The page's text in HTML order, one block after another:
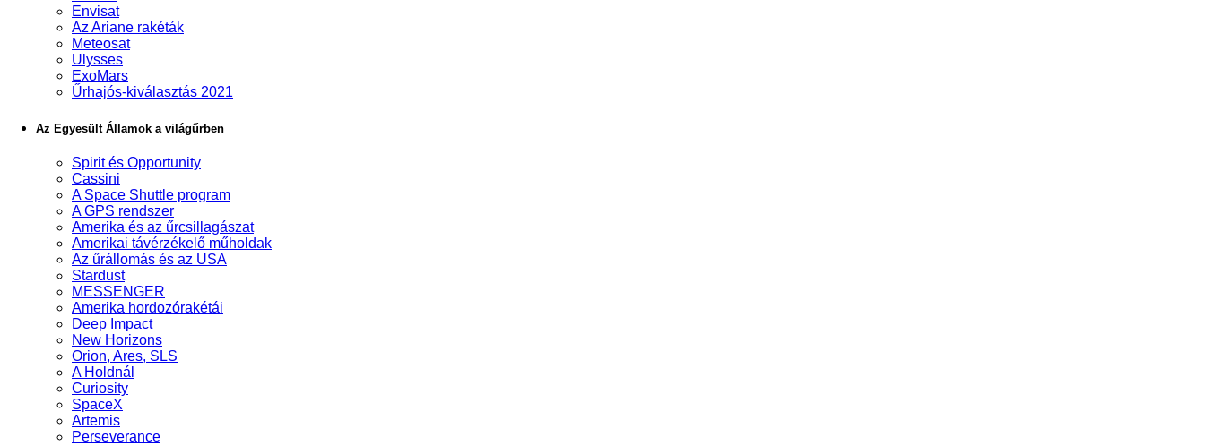
Envisat
Az Ariane rakéták
Meteosat
Ulysses
ExoMars
Űrhajós-kiválasztás 2021
Az Egyesült Államok a világűrben
Spirit és Opportunity
Cassini
A Space Shuttle program
A GPS rendszer
Amerika és az űrcsillagászat
Amerikai távérzékelő műholdak
Az űrállomás és az USA
Stardust
MESSENGER
Amerika hordozórakétái
Deep Impact
New Horizons
Orion, Ares, SLS
A Holdnál
Curiosity
SpaceX
Artemis
Perseverance